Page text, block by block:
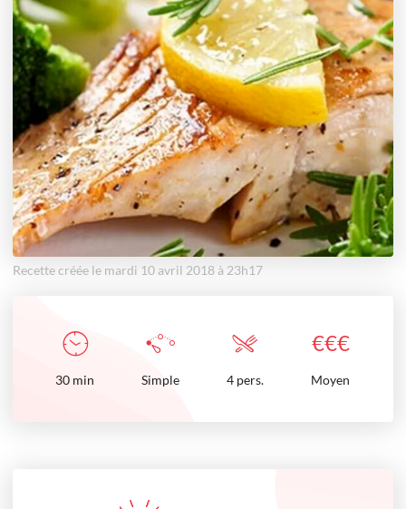
Recette créée le mardi 10 avril 2018 à 23h17
€€€
30 min Simple 4 pers. Moyen